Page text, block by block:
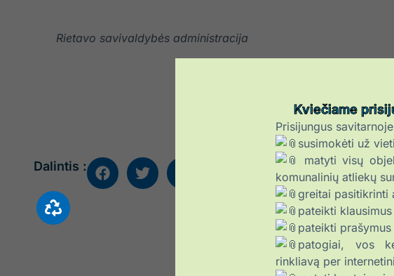
Rietavo savivaldybės administracija
Dalintis :
Kviečiame
Prisijungus
susimokėti už
matyti visų
komunalinių atliekų
greitai pasitikrinti
pateikti
pateikti
patogiai, vos
rinkliavą per